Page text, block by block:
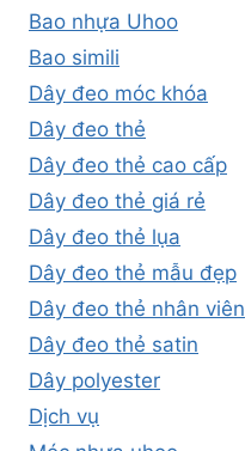
Bao nhựa Uhoo
Bao simili
Dây đeo móc khóa
Dây đeo thẻ
Dây đeo thẻ cao cấp
Dây đeo thẻ giá rẻ
Dây đeo thẻ lụa
Dây đeo thẻ mẫu đẹp
Dây đeo thẻ nhân viên
Dây đeo thẻ satin
Dây polyester
Dịch vụ